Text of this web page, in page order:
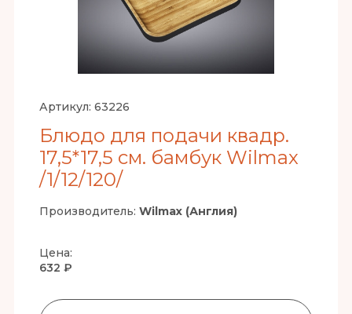
Артикул: 63226
Блюдо для подачи квадр.
17,5*17,5 см. бамбук Wilmax
/1/12/120/
Производитель: Wilmax (Англия)
Цена:
632 ₽